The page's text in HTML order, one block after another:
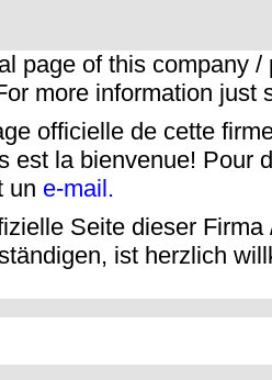
page of this company
more information just
officielle de cette
est la bienvenue! Pour
un e-mail.
Seite dieser
ist herzlich